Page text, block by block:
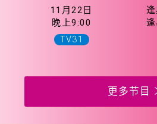
11月22日
晚上9:00
TV31
更多节目